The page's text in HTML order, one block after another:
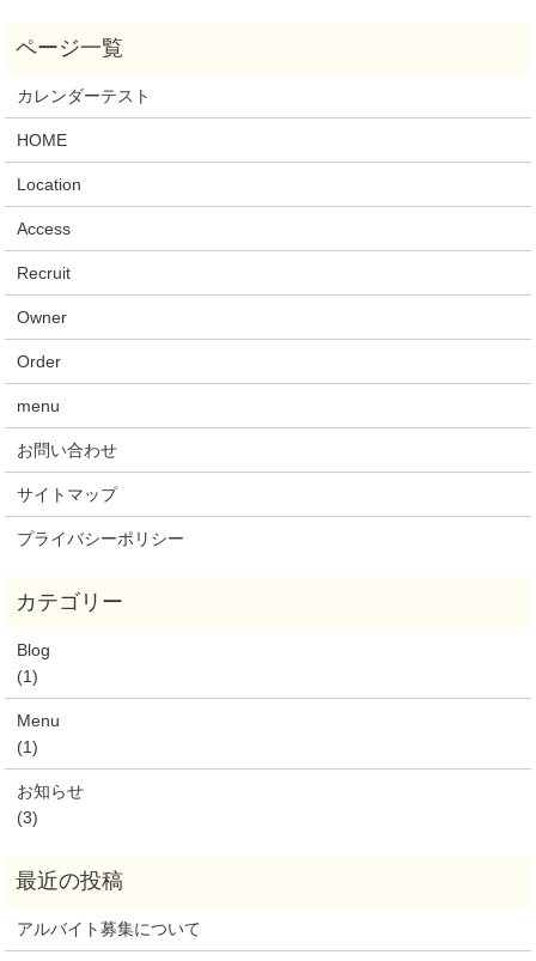
カレンダーテスト
HOME
Location
Access
Recruit
Owner
Order
menu
お問い合わせ
サイトマップ
プライバシーポリシー
Blog
(1)
Menu
(1)
お知らせ
(3)
アルバイト募集について